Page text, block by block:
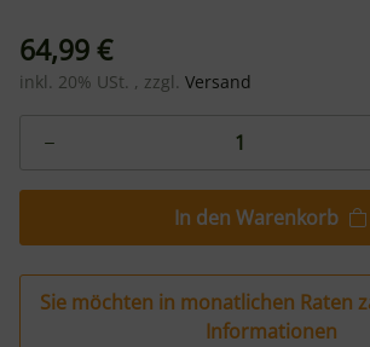
64,99 €
inkl. 20% USt. , zzgl. Versand
In den Warenkorb
Sie möchten in monatlichen Raten
Informationen